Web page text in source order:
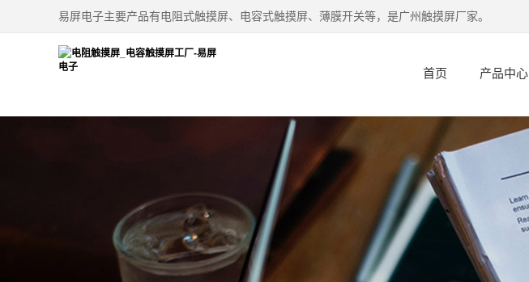
易屏电子主要产品有电阻式触摸屏、电容式触摸屏、薄膜开关等，是广州触摸屏厂家。
首页 产品中心